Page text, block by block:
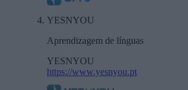
YESNYOU
Aprendizagem de línguas
YESNYOU
https://www.yesnyou.pt